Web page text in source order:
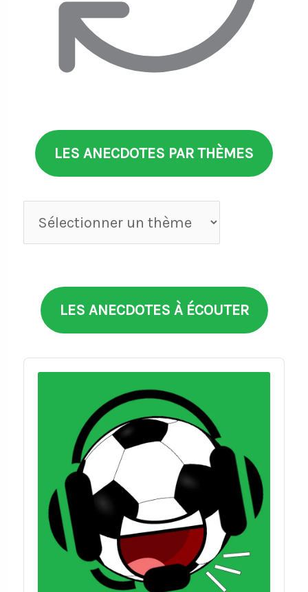
LES ANECDOTES PAR THÈMES
Anecdotes
par
LES ANECDOTES À ÉCOUTER
Audio
Player